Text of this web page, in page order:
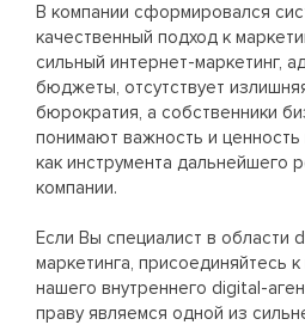
В компании сформировался
качественный подход к
сильный интернет-маркетинг,
бюджеты, отсутствует
бюрократия, а собственники
понимают важность и ценность
как инструмента дальнейшего
компании.
Если Вы специалист в области
маркетинга, присоединяйтесь
нашего внутреннего digital-
праву являемся одной из